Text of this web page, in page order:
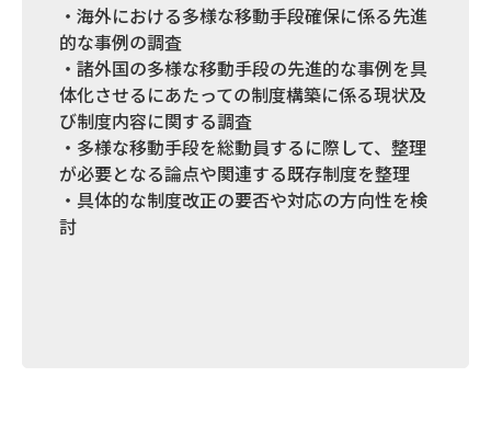
・海外における多様な移動手段確保に係る先進
的な事例の調査
・諸外国の多様な移動手段の先進的な事例を具
体化させるにあたっての制度構築に係る現状及
び制度内容に関する調査
・多様な移動手段を総動員するに際して、整理
が必要となる論点や関連する既存制度を整理
・具体的な制度改正の要否や対応の方向性を検
討